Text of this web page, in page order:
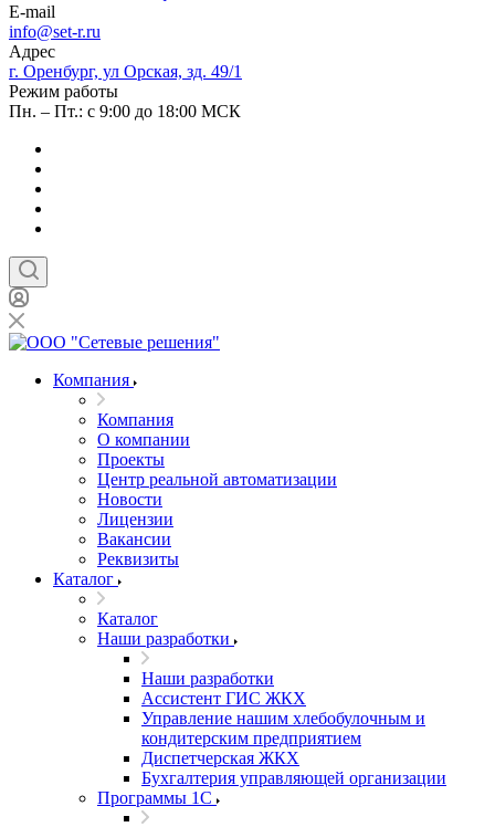
E-mail
info@set-r.ru
Адрес
г. Оренбург, ул Орская, зд. 49/1
Режим работы
Пн. – Пт.: с 9:00 до 18:00 МСК
Компания
Компания
О компании
Проекты
Центр реальной автоматизации
Новости
Лицензии
Вакансии
Реквизиты
Каталог
Каталог
Наши разработки
Наши разработки
Ассистент ГИС ЖКХ
Управление нашим хлебобулочным и
кондитерским предприятием
Диспетчерская ЖКХ
Бухгалтерия управляющей организации
Программы 1С